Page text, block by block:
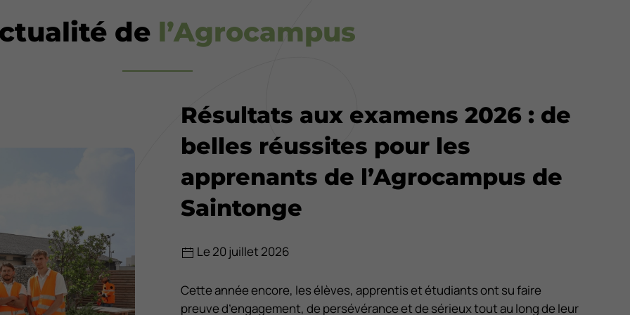
de l’Agrocampus
Résultats aux examens 2026 : de
belles réussites pour les
apprenants de l’Agrocampus de
Saintonge
Le 20 juillet 2026
Cette année encore, les élèves, apprentis et étudiants ont su faire
preuve d’engagement, de persévérance et de sérieux tout au long de leur